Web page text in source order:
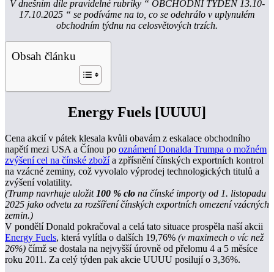
V dnešním díle pravidelné rubriky “ OBCHODNÍ TÝDEN 13.10-
17.10.2025 “ se podíváme na to, co se odehrálo v uplynulém
obchodním týdnu na celosvětových trzích.
Obsah článku
Energy Fuels [UUUU]
Cena akcií v pátek klesala kvůli obavám z eskalace obchodního
napětí mezi USA a Čínou po oznámení Donalda Trumpa o možném
zvýšení cel na čínské zbožía zpřísnění čínských exportních kontrol
na vzácné zeminy, což vyvolalo výprodej technologických titulů a
zvýšení volatility.
(Trump navrhuje uložit 100 % clo na čínské importy od 1. listopadu
2025 jako odvetu za rozšíření čínských exportních omezení vzácných
zemin.)
V pondělí Donald pokračoval a celá tato situace prospěla naší akcii
Energy Fuels, která vylítla o dalších 19,76% (v maximech o víc než
26%) čímž se dostala na nejvyšší úrovně od přelomu 4 a 5 měsíce
roku 2011. Za celý týden pak akcie UUUU posilují o 3,36%.